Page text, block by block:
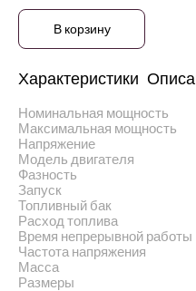
В корзину
Характеристики
Номинальная мощность
Максимальная мощность
Напряжение
Модель двигателя
Фазность
Запуск
Топливный бак
Расход топлива
Время непрерывной работы
Частота напряжения
Масса
Размеры